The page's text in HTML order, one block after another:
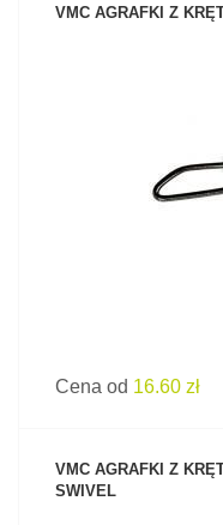
VMC AGRAFKI Z
Cena od 16.60 zł
VMC AGRAFKI Z
SWIVEL